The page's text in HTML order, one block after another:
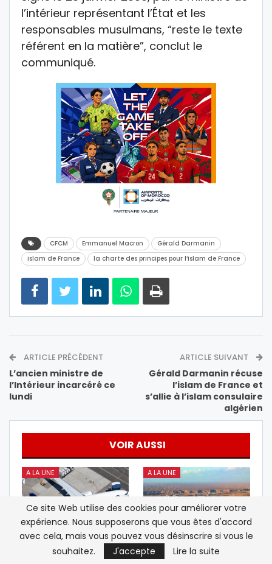
l’intérieur représentant l’État et les
responsables musulmans, “reste le texte
référent en la matière”, conclut le
communiqué.
CFCM Emmanuel Macron
Gérald Darmanin
islam de France
la charte des principes pour l’islam de France
ARTICLE PRÉCÉDENT
L’ancien ministre de
l’Intérieur incarcéré ce
lundi
ARTICLE SUIVANT
Gérald Darmanin récuse
l’islam de France et
s’allie à l’islam consulaire
algérien
VOIR AUSSI
A LA UNE
Ryanair lance Rabat-
A LA UNE
Pendant la crise de
Ce site Web utilise des cookies pour améliorer votre
expérience. Nous supposerons que vous êtes d'accord
avec cela, mais vous pouvez vous désinscrire si vous le
souhaitez.
J'accepte Lire la suite